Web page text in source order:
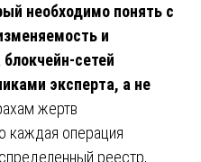
необходимо понять с
и
сетей
эксперта, а не
жертв
каждая операция
реестр,